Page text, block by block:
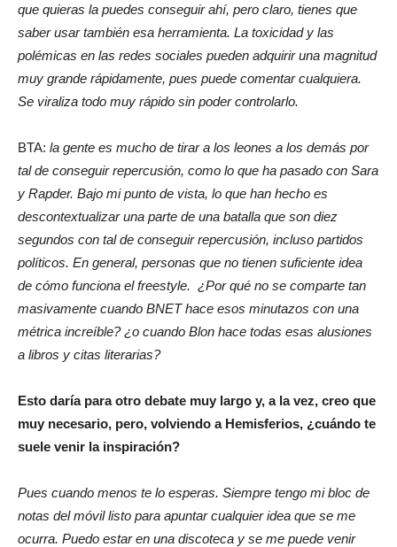
que quieras la puedes conseguir ahí, pero claro, tienes que
saber usar también esa herramienta. La toxicidad y las
polémicas en las redes sociales pueden adquirir una magnitud
muy grande rápidamente, pues puede comentar cualquiera.
Se viraliza todo muy rápido sin poder controlarlo.
BTA: la gente es mucho de tirar a los leones a los demás por
tal de conseguir repercusión, como lo que ha pasado con Sara
y Rapder. Bajo mi punto de vista, lo que han hecho es
descontextualizar una parte de una batalla que son diez
segundos con tal de conseguir repercusión, incluso partidos
políticos. En general, personas que no tienen suficiente idea
de cómo funciona el freestyle. ¿Por qué no se comparte tan
masivamente cuando BNET hace esos minutazos con una
métrica increíble? ¿o cuando Blon hace todas esas alusiones
a libros y citas literarias?
Esto daría para otro debate muy largo y, a la vez, creo que
muy necesario, pero, volviendo a Hemisferios, ¿cuándo te
suele venir la inspiración?
Pues cuando menos te lo esperas. Siempre tengo mi bloc de
notas del móvil listo para apuntar cualquier idea que se me
ocurra. Puedo estar en una discoteca y se me puede venir